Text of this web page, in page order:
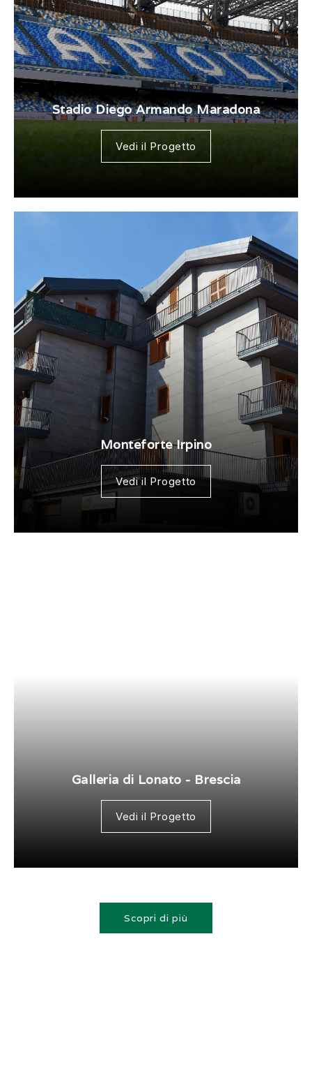
Stadio Diego Armando Maradona
Vedi il Progetto
Monteforte Irpino
Vedi il Progetto
Galleria di Lonato - Brescia
Vedi il Progetto
Scopri di più